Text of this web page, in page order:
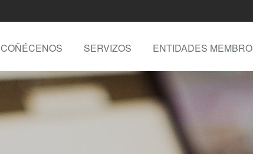
COÑÉCENOS SERVIZOS ENTIDADES MEMBRO